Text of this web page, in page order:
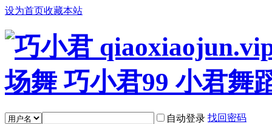
设为首页收藏本站
自动登录 找回密码